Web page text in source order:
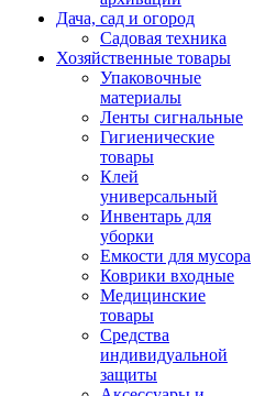
Дача, сад и огород
Садовая техника
Хозяйственные товары
Упаковочные
материалы
Ленты сигнальные
Гигиенические
товары
Клей
универсальный
Инвентарь для
уборки
Емкости для мусора
Коврики входные
Медицинские
товары
Средства
индивидуальной
защиты